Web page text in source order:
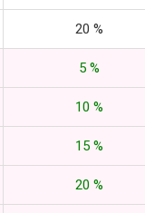
20 %
5 %
10 %
15 %
20 %